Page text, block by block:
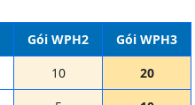
Gói WPH2
Gói WPH3
10
20